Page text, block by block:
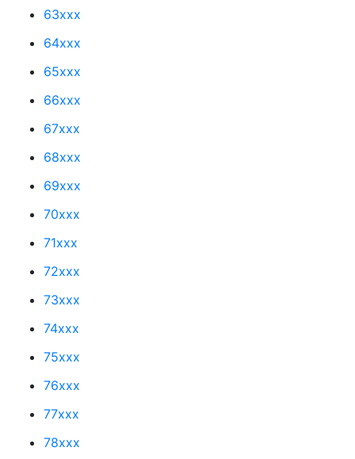
63xxx
64xxx
65xxx
66xxx
67xxx
68xxx
69xxx
70xxx
71xxx
72xxx
73xxx
74xxx
75xxx
76xxx
77xxx
78xxx